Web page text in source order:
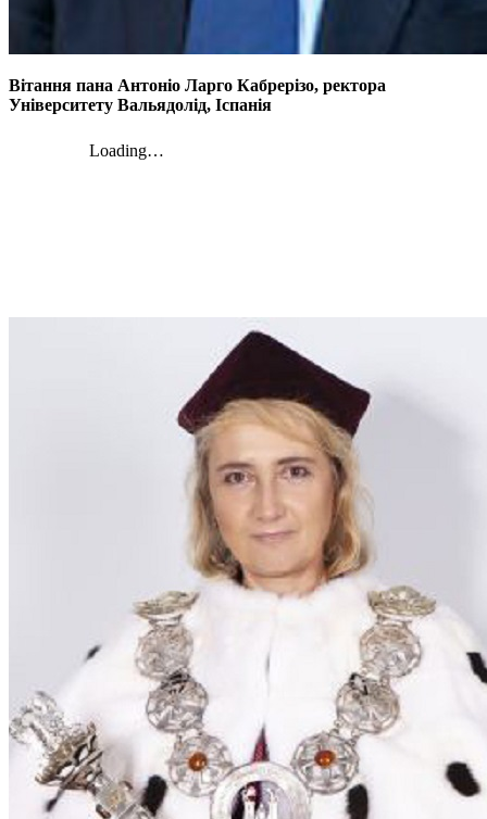
Вітання пана Антоніо Ларго Кабрерізо, ректора
Університету Вальядолід, Іспанія